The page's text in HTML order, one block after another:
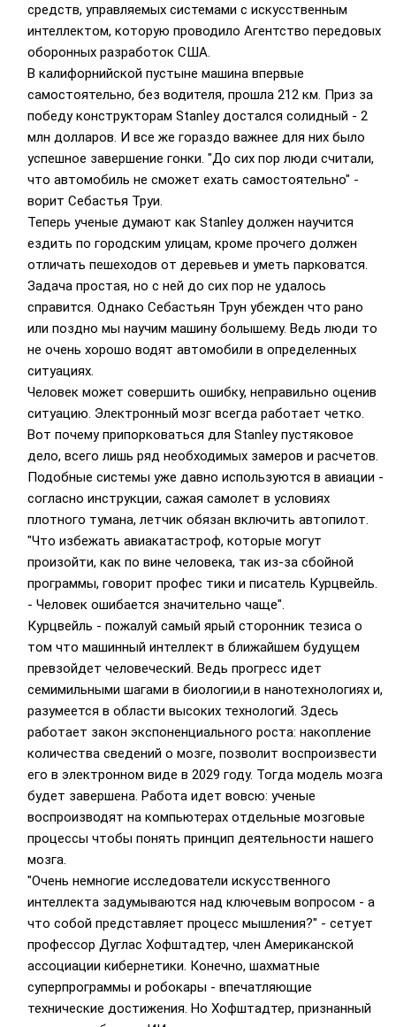
средств, управляемых системами с искусственным
интеллектом, которую проводило Агентство передовых
оборонных разработок США.
В калифорнийской пустыне машина впервые
самостоятельно, без водителя, прошла 212 км. Приз за
победу конструкторам Stanley достался солидный - 2
млн долларов. И все же гораздо важнее для них было
успешное завершение гонки. "До сих пор люди считали,
что автомобиль не сможет ехать самостоятельно" -
ворит Себастья Труи.
Теперь ученые думают как Stanley должен научится
ездить по городским улицам, кроме прочего должен
отличать пешеходов от деревьев и уметь парковатся.
Задача простая, но с ней до сих пор не удалось
справится. Однако Себастьян Трун убежден что рано
или поздно мы научим машину болышему. Ведь люди то
не очень хорошо водят автомобили в определенных
ситуациях.
Человек может совершить ошибку, неправильно оценив
ситуацию. Электронный мозг всегда работает четко.
Вот почему припорковаться для Stanley пустяковое
дело, всего лишь ряд необходимых замеров и расчетов.
Подобные системы уже давно используются в авиации -
coгласно инструкции, сажая самолет в условиях
плотного тумана, летчик обязан включить автопилот.
"Что избежать авиакатастроф, которые могут
произойти, как по вине человека, так из-за сбойной
программы, говорит профес тики и писатель Курцвейль.
- Человек ошибается значительно чаще".
Курцвейль - пожалуй самый ярый сторонник тезиса о
том что машинный интеллект в ближайшем будущем
превзойдет человеческий. Ведь прогресс идет
семимильными шагами в биологии,и в нанотехнологиях и,
разумеется в области высоких технологий. Здесь
работает закон экспоненциального роста: накопление
количества сведений о мозге, позволит воспроизвести
его в электронном виде в 2029 году. Тогда модель мозга
будет завершена. Работа идет вовсю: ученые
воспроизводят на компьютерах отдельные мозговые
процессы чтобы понять принцип деятельности нашего
мозга.
"Очень немногие исследователи искусственного
интеллекта задумываются над ключевым вопросом - а
что собой представляет процесс мышления?" - сетует
профессор Дуглас Хофштадтер, член Американской
ассоциации кибернетики. Конечно, шахматные
суперпрограммы и робокары - впечатляющие
технические достижения. Но Хофштадтер, признанный